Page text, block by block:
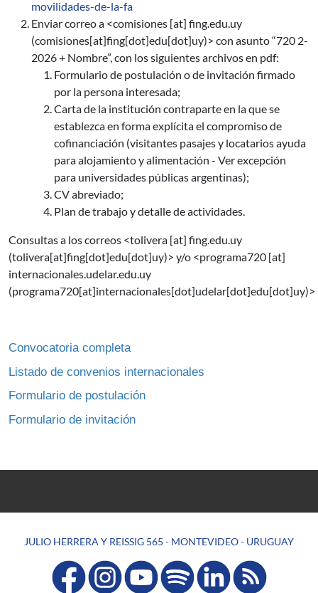
movilidades-de-la-fa
Enviar correo a <comisiones [at] fing.edu.uy
(comisiones[at]fing[dot]edu[dot]uy)> con asunto “720 2-
2026 + Nombre”, con los siguientes archivos en pdf:
Formulario de postulación o de invitación firmado
por la persona interesada;
Carta de la institución contraparte en la que se
establezca en forma explícita el compromiso de
cofinanciación (visitantes pasajes y locatarios ayuda
para alojamiento y alimentación - Ver excepción
para universidades públicas argentinas);
CV abreviado;
Plan de trabajo y detalle de actividades.
Consultas a los correos <tolivera [at] fing.edu.uy
(tolivera[at]fing[dot]edu[dot]uy)> y/o <programa720 [at]
internacionales.udelar.edu.uy
(programa720[at]internacionales[dot]udelar[dot]edu[dot]uy)>
Convocatoria completa
Listado de convenios internacionales
Formulario de postulación
Formulario de invitación
JULIO HERRERA Y REISSIG 565 - MONTEVIDEO - URUGUAY